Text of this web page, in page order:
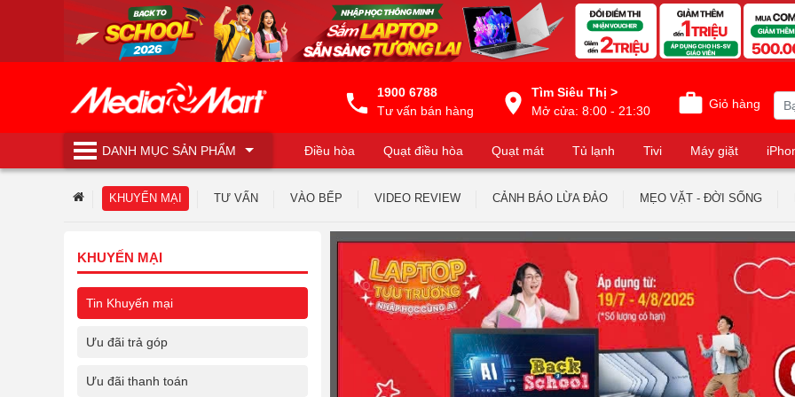
1900 6788
Tư vấn bán hàng
Tìm Siêu Thị >
Mở cửa: 8:00 - 21:30
Giỏ hàng
DANH MỤCSẢN PHẨM Điều hòa Quạt điều hòa Quạt mát Tủ lạnh Tivi Máy giặt
Máy lọc nước
KHUYẾN MẠI TƯ VẤN VÀO BẾP VIDEO REVIEW CẢNH BÁO LỪA ĐẢO MẸO VẶT - ĐỜI SỐNG
KHUYẾN MẠI
Tin Khuyến mại
Ưu đãi trả góp
Ưu đãi thanh toán